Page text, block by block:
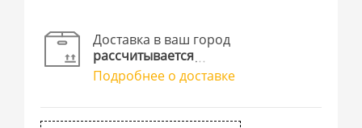
Доставка в ваш город
рассчитывается
Подробнее о доставке